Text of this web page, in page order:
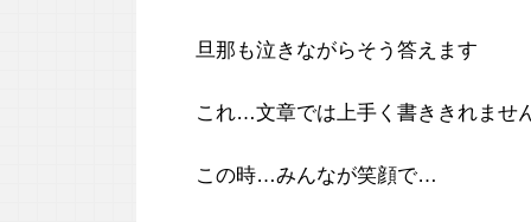
旦那も泣きながらそう答えます
これ…文章では上手く書ききれませ
この時…みんなが笑顔で…